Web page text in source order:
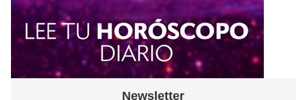
Newsletter